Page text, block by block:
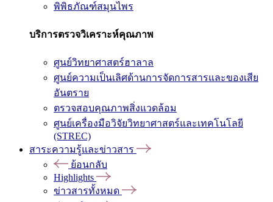
พิพิธภัณฑ์สมุนไพร
บริการตรวจวิเคราะห์คุณภาพ
ศูนย์วิทยาศาสตร์ฮาลาล
ศูนย์ความเป็นเลิศด้านการจัดการสารและของเสีย
อันตราย
ตรวจสอบคุณภาพสิ่งแวดล้อม
ศูนย์เครื่องมือวิจัยวิทยาศาสตร์และเทคโนโลยี
(STREC)
สาระความรู้และข่าวสาร
ย้อนกลับ
Highlights
ข่าวสารทั้งหมด